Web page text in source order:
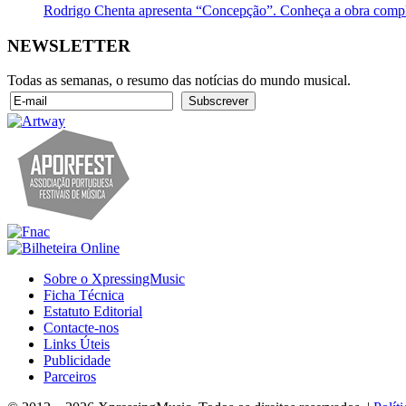
Rodrigo Chenta apresenta “Concepção”. Conheça a obra
NEWSLETTER
Todas as semanas, o resumo das notícias do mundo musical.
Sobre o XpressingMusic
Ficha Técnica
Estatuto Editorial
Contacte-nos
Links Úteis
Publicidade
Parceiros